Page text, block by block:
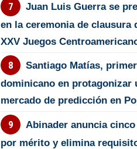
Juan Luis Guerra se
en la ceremonia de clausura
XXV Juegos
Santiago Matías, primer
dominicano en protagonizar
mercado de predicción en
Abinader anuncia
por mérito y elimina